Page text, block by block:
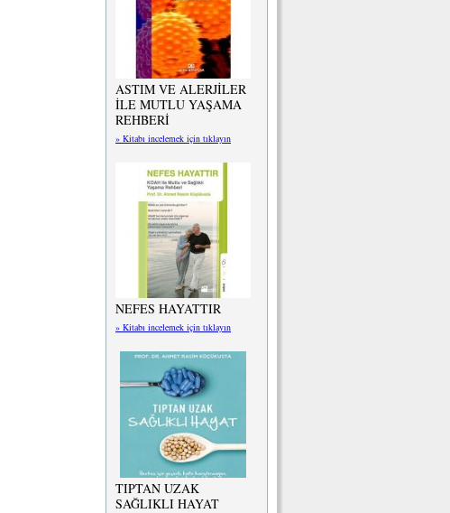
ASTIM VE ALERJİLER
İLE MUTLU YAŞAMA
REHBERİ
» Kitabı incelemek için tıklayın
NEFES HAYATTIR
» Kitabı incelemek için tıklayın
TIPTAN UZAK
SAĞLIKLI HAYAT